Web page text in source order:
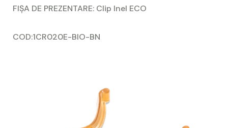
FIȘA DE PREZENTARE: Clip Inel ECO
COD:1CR020E-BIO-BN